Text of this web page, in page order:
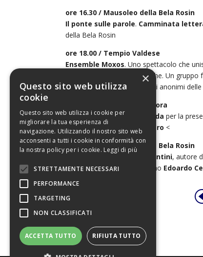
ore 16.30 / Mausoleo della Bela Rosin
Il ponte sulle parole. Camminata
della Bela Rosin
ore 18.00 / Tempio Valdese
Ensemble Moxos. Uno spettacolo che
rappresentazioni drammatiche. Un
Domenico Zipoli, e di brani di anonimi
ore 18.30 / Il Ponte sulla Dora
Incontro conGiuseppe Ledda per la
Mazzarelli
e Ernesto Ferrero <
ore 21.00 / Mausoleo della Bela Rosin
Michele Piacentini, autore
italiana d’autore. Intervengono Edoardo
×
Questo sito web utilizza
cookie
Questo sito web utilizza i cookie per
migliorare la tua esperienza di
navigazione. Utilizzando il nostro sito web
acconsenti a tutti i cookie in conformità con
la nostra policy per i cookie. Leggi di più
STRETTAMENTE NECESSARI
PERFORMANCE
TARGETING
NON CLASSIFICATI
ACCETTA TUTTO RIFIUTA TUTTO